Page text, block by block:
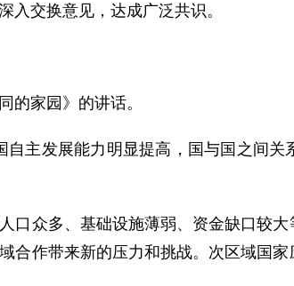
入交换意见，达成广泛共识。
家园》的讲话。
发展能力明显提高，国与国之间关
众多、基础设施薄弱、资金缺口较大
合作带来新的压力和挑战。次区域国